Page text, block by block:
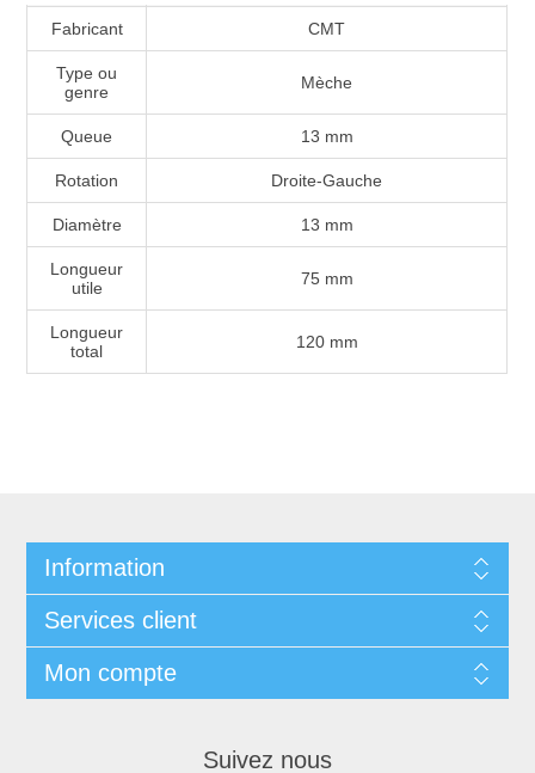
Fabricant CMT
Type ou
genre
Mèche
Queue 13 mm
Rotation Droite-Gauche
Diamètre 13 mm
Longueur
utile
75 mm
Longueur
total
120 mm
Information
Services client
Mon compte
Suivez nous